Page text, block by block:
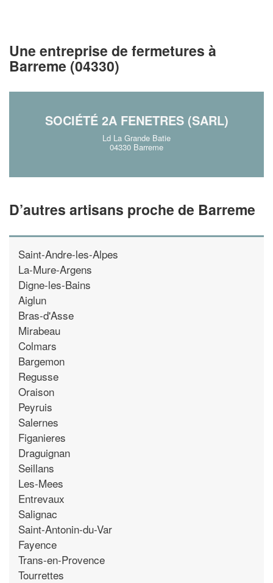
Une entreprise de fermetures à
Barreme (04330)
SOCIÉTÉ 2A FENETRES (SARL)
Ld La Grande Batie
04330 Barreme
D’autres artisans proche de Barreme
Saint-Andre-les-Alpes
La-Mure-Argens
Digne-les-Bains
Aiglun
Bras-d'Asse
Mirabeau
Colmars
Bargemon
Regusse
Oraison
Peyruis
Salernes
Figanieres
Draguignan
Seillans
Les-Mees
Entrevaux
Salignac
Saint-Antonin-du-Var
Fayence
Trans-en-Provence
Tourrettes
En savoir